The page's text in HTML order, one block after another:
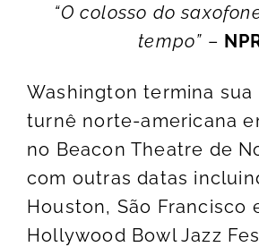
“O colosso do
tempo” –
Washington termina sua
turnê norte-americana
no Beacon Theatre de
com outras datas
Houston, São Francisco
Hollywood Bowl Jazz